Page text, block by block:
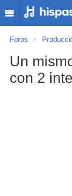
Foros
Un
con 2